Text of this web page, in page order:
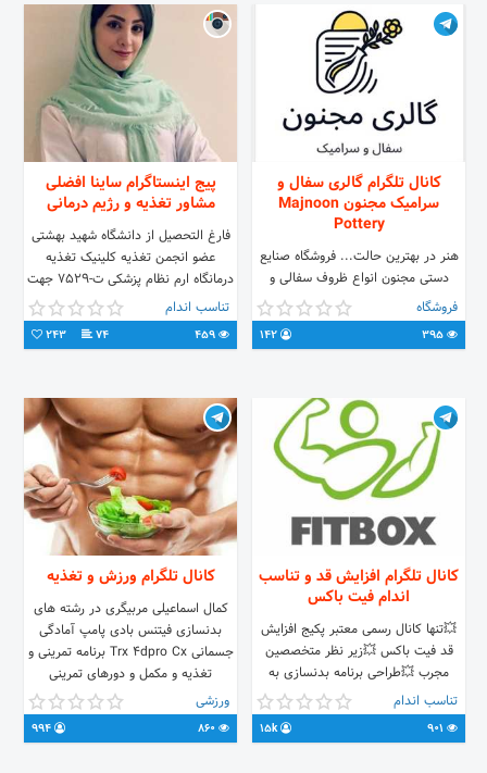
کانال تلگرام گالری سفال و
سرامیک مجنون Majnoon
Pottery
هنر در بهترین حالت... فروشگاه صنایع
دستی مجنون انواع ظروف سفالی و
سرامیکی محصولات دریایی تزئینی دیزی
و ظروف سنگی ارسال به تمام نقاط
کشور 🆔️ @masouddk 📱
ورودی چهار راه،لاین ۵،پلاک ۴۶
فروشگاه
پیج اینستاگرام ساینا افضلی
مشاور تغذیه و رژیم درمانی
فارغ التحصیل از دانشگاه شهید بهشتی
عضو‌ انجمن تغذیه کلینیک تغذیه
درمانگاه ارم نظام پزشکی ت-۷۵۲۹ جهت
دریافت رژیم آنلاین👇🏻تناسب اندام
74
243
کانال تلگرام افزایش قد و تناسب
اندام فیت باکس
💥تنها کانال رسمی معتبر پکیج افزایش
قد فیت باکس 💥زیر نظر متخصصین
مجرب 💥طراحی برنامه بدنسازی به
صورت شخصی توسط کارشناسان مجرب
و با سابقه در حوزه فیتنس 💥نکات
فیتنس و تغذیه 🔻جهت خرید پکیج و
تناسب اندام
15k
کانال تلگرام ورزش و تغذیه
کمال اسماعیلی مربیگری در رشته های
بدنسازی فیتنس بادی پامپ آمادگی
جسمانی Trx 4dpro Cx برنامه تمرینی و
تغذیه و مکمل و دورهای تمرینی
کلاسهای مربیگری دفاع شخصی و اخذ
مدرک کلاسهای آموزش کار با دستگاه و
برنامه نویسی @Opal12345آیدی
ورزشی